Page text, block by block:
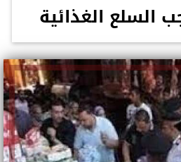
السلع الغذائية